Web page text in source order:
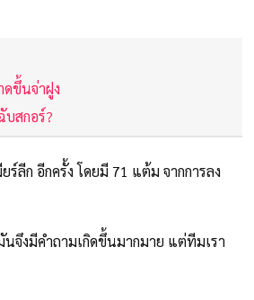
ขึ้นจ่าฝูง
สกอร์?
ลีก อีกครั้ง โดยมี 71 แต้ม จากการลง
จึงมีคำถามเกิดขึ้นมากมาย แต่ทีมเรา